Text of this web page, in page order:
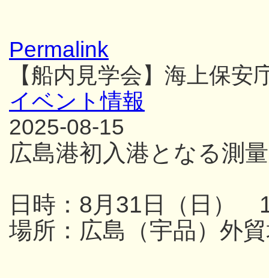
Permalink
【船内見学会】海上保
イベント情報
2025-08-15
広島港初入港となる測
日時：8月31日（日）
場所：広島（宇品）外